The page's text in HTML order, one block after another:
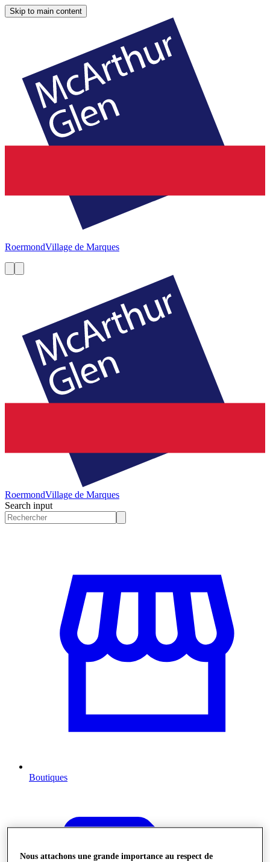
Skip to main content
RoermondVillage de Marques
RoermondVillage de Marques
Search input
Boutiques
Nous attachons une grande importance au respect de